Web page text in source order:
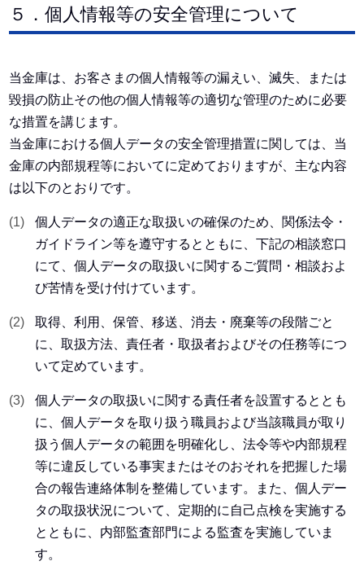
５．個人情報等の安全管理について
当金庫は、お客さまの個人情報等の漏えい、滅失、または
毀損の防止その他の個人情報等の適切な管理のために必要
な措置を講じます。
当金庫における個人データの安全管理措置に関しては、当
金庫の内部規程等においてに定めておりますが、主な内容
は以下のとおりです。
個人データの適正な取扱いの確保のため、関係法令・
ガイドライン等を遵守するとともに、下記の相談窓口
にて、個人データの取扱いに関するご質問・相談およ
び苦情を受け付けています。
取得、利用、保管、移送、消去・廃棄等の段階ごと
に、取扱方法、責任者・取扱者およびその任務等につ
いて定めています。
個人データの取扱いに関する責任者を設置するととも
に、個人データを取り扱う職員および当該職員が取り
扱う個人データの範囲を明確化し、法令等や内部規程
等に違反している事実またはそのおそれを把握した場
合の報告連絡体制を整備しています。また、個人デー
タの取扱状況について、定期的に自己点検を実施する
とともに、内部監査部門による監査を実施していま
す。